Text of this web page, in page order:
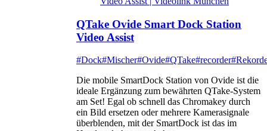
QTake Ovide Smart Dock Station
Video Assist
#Dock#Mischer#Ovide#QTake#recorder
Die mobile SmartDock Station von Ovide ist die
ideale Ergänzung zum bewährten QTake-System
am Set! Egal ob schnell das Chromakey durch
ein Bild ersetzen oder mehrere Kamerasignale
überblenden, mit der SmartDock ist das im